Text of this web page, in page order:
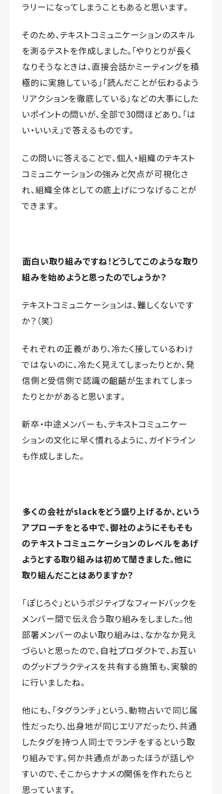
ラリーになってしまうこともあると思います。
そのため、テキストコミュニケーションのスキル
を測るテストを作成しました。「やりとりが長く
なりそうなときは、直接会話かミーティングを積
極的に実施している」「読んだことが伝わるよう
リアクションを徹底している」などの大事にした
いポイントの問いが、全部で30問ほどあり、「は
い・いいえ」で答えるものです。
この問いに答えることで、個人・組織のテキスト
コミュニケーションの強みと欠点が可視化さ
れ、組織全体としての底上げにつなげることが
できます。
面白い取り組みですね！どうしてこのような取り
組みを始めようと思ったのでしょうか？
テキストコミュニケーションは、難しくないです
か？（笑）
それぞれの正義があり、冷たく接しているわけ
ではないのに、冷たく見えてしまったりとか、発
信側と受信側で認識の齟齬が生まれてしまっ
たりとかがあると思います。
新卒・中途メンバーも、テキストコミュニケー
ションの文化に早く慣れるように、ガイドライン
も作成しました。
多くの会社がslackをどう盛り上げるか、という
アプローチをとる中で、御社のようにそもそも
のテキストコミュニケーションのレベルをあげ
ようとする取り組みは初めて聞きました。他に
取り組んだことはありますか？
「ぽじろぐ」というポジティブなフィードバックを
メンバー間で伝え合う取り組みをしました。他
部署メンバーのよい取り組みは、なかなか見え
づらいと思ったので、自社プロダクトで、お互い
のグッドプラクティスを共有する施策も、実験的
に行いましたね。
他にも、「タグランチ」という、動物占いで同じ属
性だったり、出身地が同じエリアだったり、共通
したタグを持つ人同士でランチをするという取
り組みです。何か共通点があったほうが話しや
すいので、そこからナナメの関係を作れたらと
思っています。